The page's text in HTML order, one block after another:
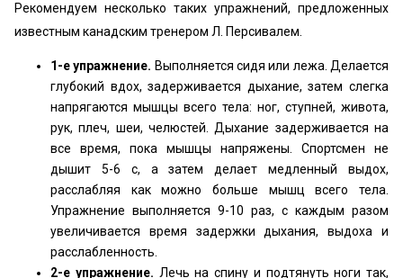
Рекомендуем несколько таких упражнений, предложенных
известным канадским тренером Л. Персивалем.
1-е упражнение. Выполняется сидя или лежа. Делается
глубокий вдох, задерживается дыхание, затем слегка
напрягаются мышцы всего тела: ног, ступней, живота,
рук, плеч, шеи, челюстей. Дыхание задерживается на
все время, пока мышцы напряжены. Спортсмен не
дышит 5-6 с, а затем делает медленный выдох,
расслабляя как можно больше мышц всего тела.
Упражнение выполняется 9-10 раз, с каждым разом
увеличивается время задержки дыхания, выдоха и
расслабленность.
2-е упражнение. Лечь на спину и подтянуть ноги так,